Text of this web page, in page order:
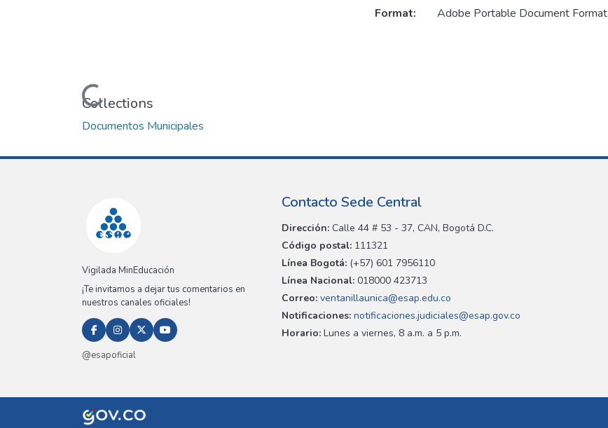
Loading...
Format:
Adobe Portable Document Format
Collections
Documentos Municipales
Vigilada MinEducación
¡Te invitamos a dejar tus comentarios en
nuestros canales oficiales!
@esapoficial
Contacto Sede Central
Dirección: Calle 44 # 53 - 37, CAN, Bogotá D.C.
Código postal: 111321
Línea Bogotá: (+57) 601 7956110
Línea Nacional: 018000 423713
Correo: ventanillaunica@esap.edu.co
Notificaciones: notificaciones.judiciales@esap.gov.co
Horario: Lunes a viernes, 8 a.m. a 5 p.m.